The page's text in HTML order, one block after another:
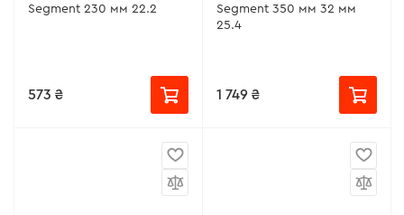
Segment 230 мм 22.2
573 ₴
Segment 350 мм 32 мм
25.4
1 749 ₴